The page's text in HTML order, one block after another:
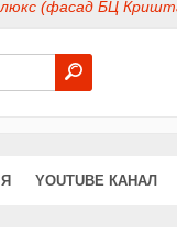
(фасад БЦ
YOUTUBE КАНАЛ